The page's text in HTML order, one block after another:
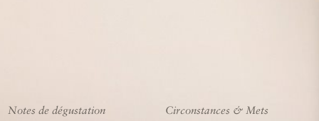
Notes de dégustation Circonstances & Mets